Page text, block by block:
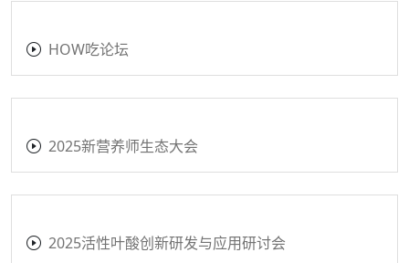
HOW吃论坛
2025新营养师生态大会
2025活性叶酸创新研发与应用研讨会